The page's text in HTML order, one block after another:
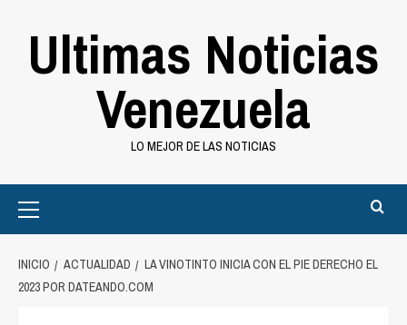
Ultimas Noticias
Venezuela
LO MEJOR DE LAS NOTICIAS
Menu
INICIO ACTUALIDAD
LA VINOTINTO INICIA CON EL PIE DERECHO EL
2023 POR DATEANDO.COM